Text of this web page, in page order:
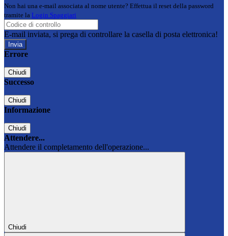
Non hai una e-mail associata al nome utente? Effettua il reset della password
tramite la Login Spaggiari
E-mail inviata, si prega di controllare la casella di posta elettronica!
Errore
Chiudi
Successo
Chiudi
Informazione
Chiudi
Attendere...
Attendere il completamento dell'operazione...
Chiudi